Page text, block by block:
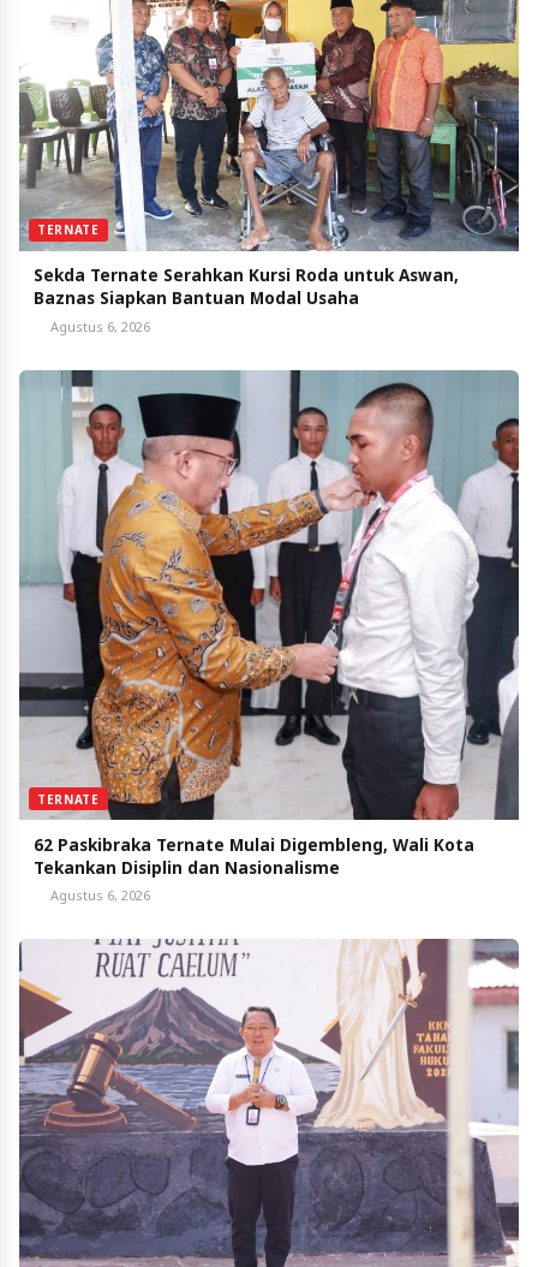
TERNATE
Sekda Ternate Serahkan Kursi Roda untuk Aswan,
Baznas Siapkan Bantuan Modal Usaha
Agustus 6, 2026
TERNATE
62 Paskibraka Ternate Mulai Digembleng, Wali Kota
Tekankan Disiplin dan Nasionalisme
Agustus 6, 2026